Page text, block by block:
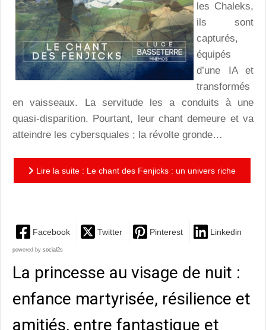
les Chaleks,
ils sont
capturés,
équipés
d’une IA et
transformés
en vaisseaux. La servitude les a conduits à une
quasi-disparition. Pourtant, leur chant demeure et va
atteindre les cybersquales ; la révolte gronde…
Lire la suite : Le chant des Fenjicks : un univers riche
Facebook Twitter Pinterest Linkedin
powered by social2s
La princesse au visage de nuit :
enfance martyrisée, résilience et
amitiés, entre fantastique et